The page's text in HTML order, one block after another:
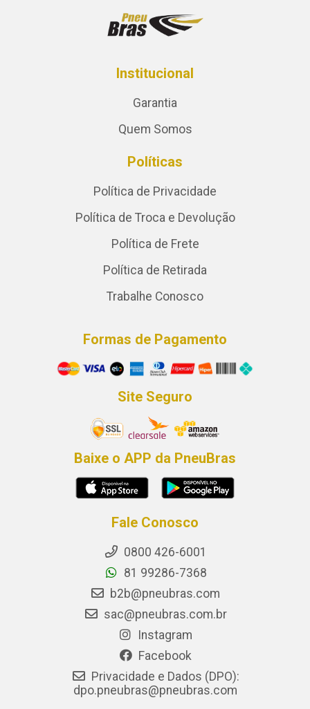
Institucional
Garantia
Quem Somos
Políticas
Política de Privacidade
Política de Troca e Devolução
Política de Frete
Política de Retirada
Trabalhe Conosco
Formas de Pagamento
Site Seguro
Baixe o APP da PneuBras
Fale Conosco
0800 426-6001
81 99286-7368
b2b@pneubras.com
sac@pneubras.com.br
Instagram
Facebook
Privacidade e Dados (DPO):
dpo.pneubras@pneubras.com